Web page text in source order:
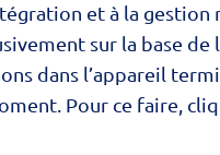
et à la gestion
sur la base de
dans l’appareil
Pour ce faire,